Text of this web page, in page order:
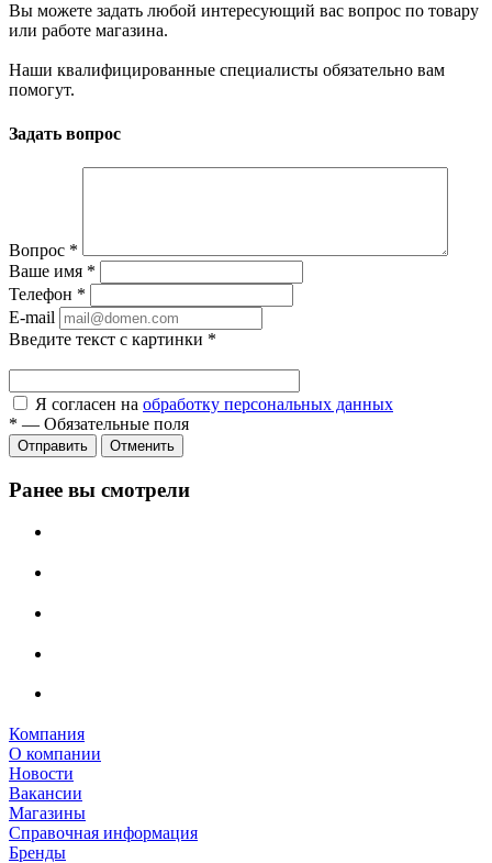
Вы можете задать любой интересующий вас вопрос по товару
или работе магазина.
Наши квалифицированные специалисты обязательно вам
помогут.
Задать вопрос
Вопрос *
Ваше имя *
Телефон *
E-mail
Введите текст с картинки *
Я согласен на обработку персональных данных
* — Обязательные поля
Отправить Отменить
Ранее вы смотрели
Компания
О компании
Новости
Вакансии
Магазины
Справочная информация
Бренды